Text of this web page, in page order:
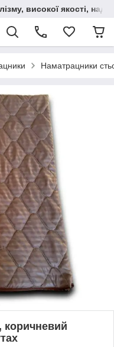
високої якості,
Наматрацники
коричневий